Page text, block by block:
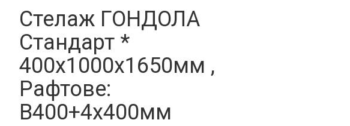
Стелаж ГОНДОЛА
Стандарт *
400х1000х1650мм ,
Рафтове:
В400+4х400мм